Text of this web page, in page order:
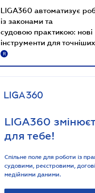
LIGA360 автоматизує
із законами та
судовою практикою: нові
інструменти для
R
LIGA360
для тебе!
Спільне поле для роботи із
судовими, реєстровими,
медійними даними.